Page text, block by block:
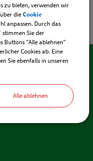
zu bieten, verwenden wir
dieCookie
anpassen. Durch das
stimmen Sie der
Buttons "Alle ablehnen"
Cookies ab. Eine
Sie ebenfalls in unseren
Alle ablehnen